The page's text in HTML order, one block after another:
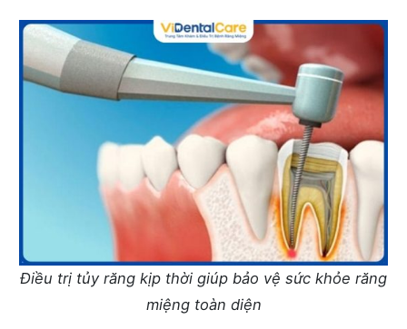
Điều trị tủy răng kịp thời giúp bảo vệ sức khỏe răng
miệng toàn diện